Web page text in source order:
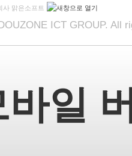
사 맑은소프트
ICT GROUP. All
바일